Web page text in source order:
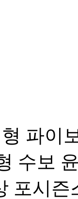
파이
수보
포시